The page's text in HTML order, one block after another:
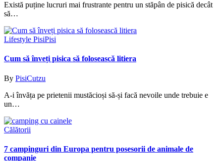
Există puține lucruri mai frustrante pentru un stăpân de pisică decât
să…
Lifestyle PisiPisi
Cum să înveți pisica să folosească litiera
By PisiCutzu
A-i învăța pe prietenii mustăcioși să-și facă nevoile unde trebuie e
un…
Călătorii
7 campinguri din Europa pentru posesorii de animale de
companie